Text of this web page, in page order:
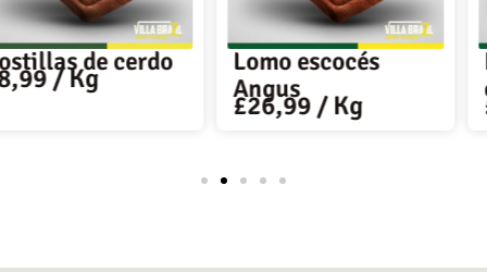
cerdo
Lomo escocés
/ Kg
Pecho